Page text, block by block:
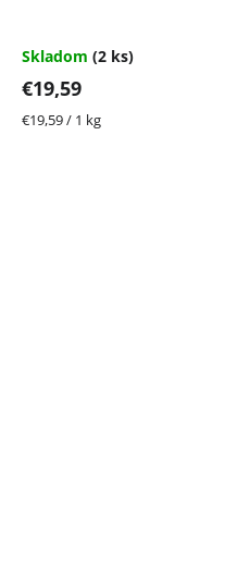
Skladom (2 ks)
€19,59
Jednotková
€19,59 / 1 kg